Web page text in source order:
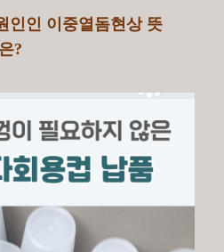
인인 이중열돔현상 뜻
?